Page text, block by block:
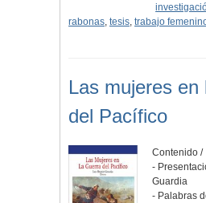
rabonas, tesis, trabajo
Las mujeres en
del Pacífico
Contenido /
-
Guardia
- Palabras